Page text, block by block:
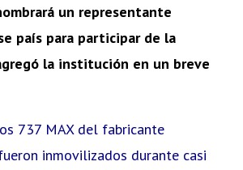
un representante
país para participar de la
la institución en un breve
737 MAX del fabricante
inmovilizados durante casi